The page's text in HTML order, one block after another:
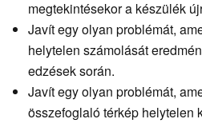
megtekintésekor a készülék
Javít egy olyan problémát,
helytelen számolását
edzések során.
Javít egy olyan problémát,
összefoglaló térkép helytelen